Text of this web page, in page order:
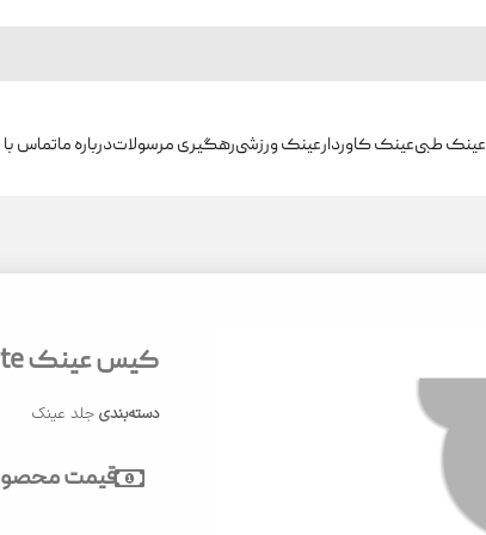
عینک طبیعینک کاوردارعینک ورزشیرهگیری مرسولاتدرباره ماتماس با
کیس عینک Gentle Monster White
دسته‌بندی جلد عینک
قیمت